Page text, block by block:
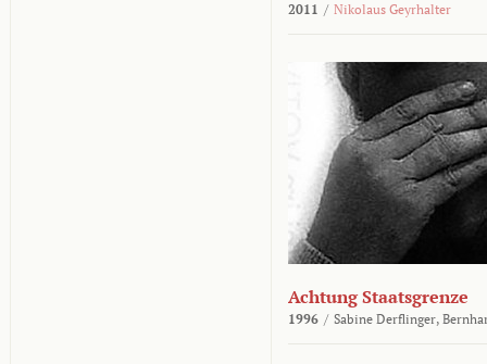
2011 / Nikolaus Geyrhalter
Achtung Staatsgrenze
1996 / Sabine Derflinger,